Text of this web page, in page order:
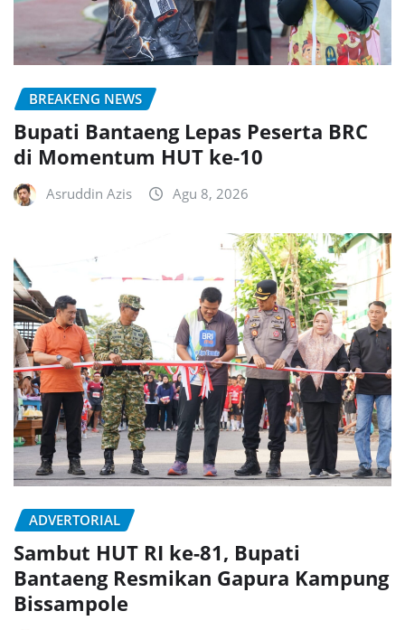
BREAKENG NEWS
Bupati Bantaeng Lepas Peserta BRC
di Momentum HUT ke-10
Asruddin Azis Agu 8, 2026
ADVERTORIAL
Sambut HUT RI ke-81, Bupati
Bantaeng Resmikan Gapura Kampung
Bissampole